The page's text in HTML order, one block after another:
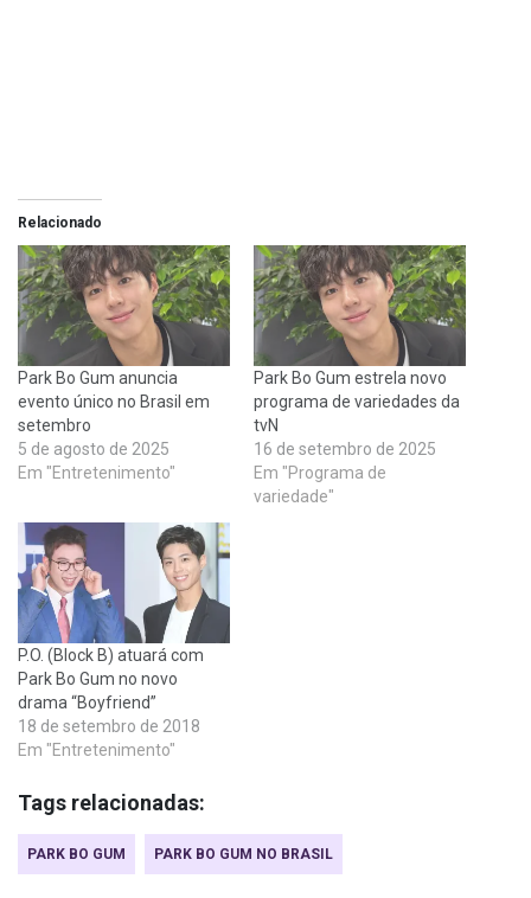
Relacionado
Park Bo Gum anuncia
evento único no Brasil em
setembro
5 de agosto de 2025
Em "Entretenimento"
Park Bo Gum estrela novo
programa de variedades da
tvN
16 de setembro de 2025
Em "Programa de
variedade"
P.O. (Block B) atuará com
Park Bo Gum no novo
drama “Boyfriend”
18 de setembro de 2018
Em "Entretenimento"
Tags relacionadas:
PARK BO GUM PARK BO GUM NO BRASIL